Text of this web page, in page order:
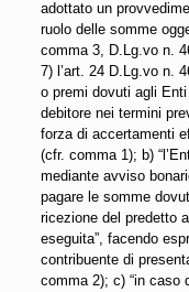
adottato un
ruolo delle somme
comma 3, D.Lg.vo n.
7) l’art. 24 D.Lg.vo n.
o premi dovuti agli
debitore nei termini
forza di accertamenti
(cfr. comma 1); b)
mediante avviso
pagare le somme
ricezione del predetto
eseguita”, facendo
contribuente di
comma 2); c) “in caso